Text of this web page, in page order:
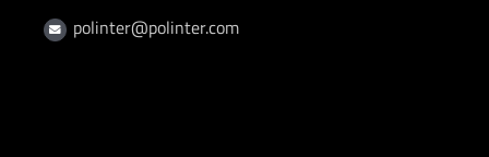
polinter@polinter.com